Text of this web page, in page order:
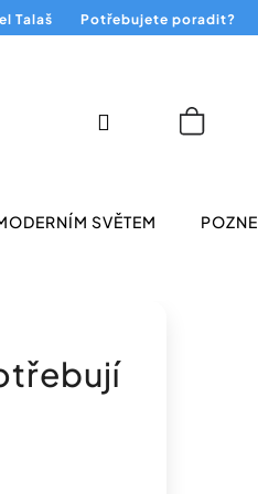
Talaš Potřebujete poradit?
SVĚTEM
Přihlášení